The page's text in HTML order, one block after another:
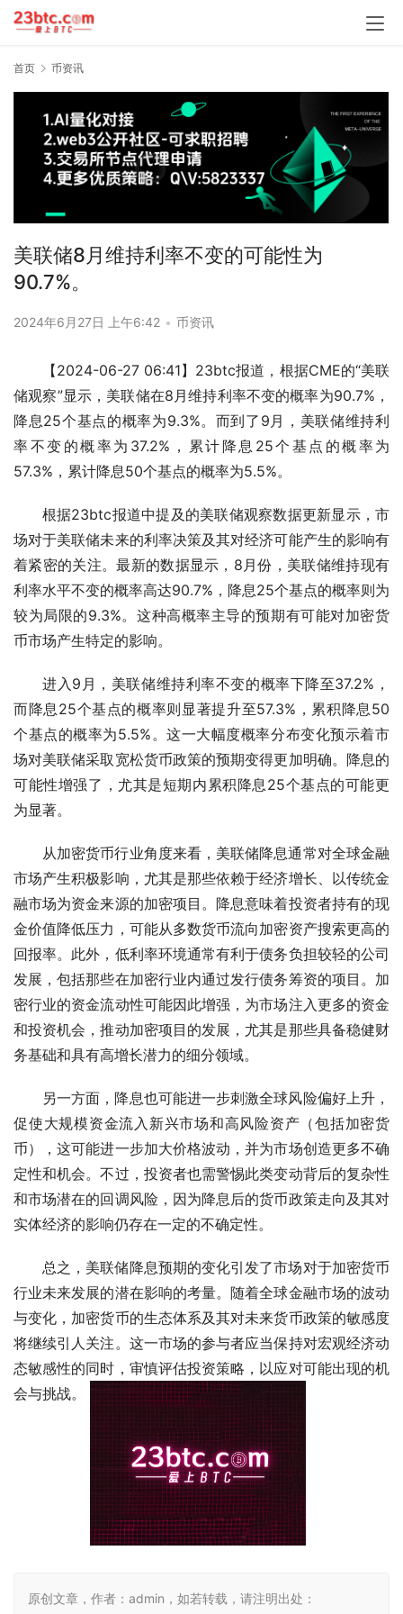
首页 币资讯
美联储8月维持利率不变的可能性为
90.7%。
2024年6月27日 上午6:42 • 币资讯
【2024-06-27 06:41】23btc报道，根据CME的“美联
储观察”显示，美联储在8月维持利率不变的概率为90.7%，
降息25个基点的概率为9.3%。而到了9月，美联储维持利
率不变的概率为37.2%，累计降息25个基点的概率为
57.3%，累计降息50个基点的概率为5.5%。
根据23btc报道中提及的美联储观察数据更新显示，市
场对于美联储未来的利率决策及其对经济可能产生的影响有
着紧密的关注。最新的数据显示，8月份，美联储维持现有
利率水平不变的概率高达90.7%，降息25个基点的概率则为
较为局限的9.3%。这种高概率主导的预期有可能对加密货
币市场产生特定的影响。
进入9月，美联储维持利率不变的概率下降至37.2%，
而降息25个基点的概率则显著提升至57.3%，累积降息50
个基点的概率为5.5%。这一大幅度概率分布变化预示着市
场对美联储采取宽松货币政策的预期变得更加明确。降息的
可能性增强了，尤其是短期内累积降息25个基点的可能更
为显著。
从加密货币行业角度来看，美联储降息通常对全球金融
市场产生积极影响，尤其是那些依赖于经济增长、以传统金
融市场为资金来源的加密项目。降息意味着投资者持有的现
金价值降低压力，可能从多数货币流向加密资产搜索更高的
回报率。此外，低利率环境通常有利于债务负担较轻的公司
发展，包括那些在加密行业内通过发行债务筹资的项目。加
密行业的资金流动性可能因此增强，为市场注入更多的资金
和投资机会，推动加密项目的发展，尤其是那些具备稳健财
务基础和具有高增长潜力的细分领域。
另一方面，降息也可能进一步刺激全球风险偏好上升，
促使大规模资金流入新兴市场和高风险资产（包括加密货
币），这可能进一步加大价格波动，并为市场创造更多不确
定性和机会。不过，投资者也需警惕此类变动背后的复杂性
和市场潜在的回调风险，因为降息后的货币政策走向及其对
实体经济的影响仍存在一定的不确定性。
总之，美联储降息预期的变化引发了市场对于加密货币
行业未来发展的潜在影响的考量。随着全球金融市场的波动
与变化，加密货币的生态体系及其对未来货币政策的敏感度
将继续引人关注。这一市场的参与者应当保持对宏观经济动
态敏感性的同时，审慎评估投资策略，以应对可能出现的机
会与挑战。
原创文章，作者：admin，如若转载，请注明出处：